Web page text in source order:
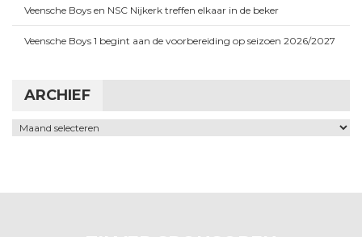
Veensche Boys en NSC Nijkerk treffen elkaar in de beker
Veensche Boys 1 begint aan de voorbereiding op seizoen 2026/2027
ARCHIEF
Archief